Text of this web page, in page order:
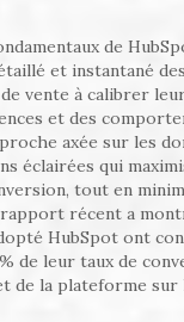
de
et instantané
vente à calibrer
et des
axée sur les
éclairées qui
tout en
récent a
HubSpot ont
de leur taux de
de la plateforme sur